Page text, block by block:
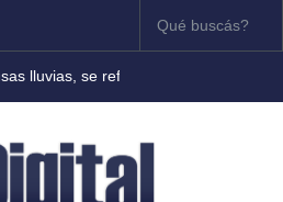
lluvias, se refuerzan las tareas de